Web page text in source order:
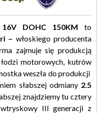
DOHC 150KM to
– włoskiego producenta
zajmuje się produkcją
motorowych, kutrów
weszła do produkcji
słabszej odmiany 2.5
znajdziemy tu cztery
III generacji z